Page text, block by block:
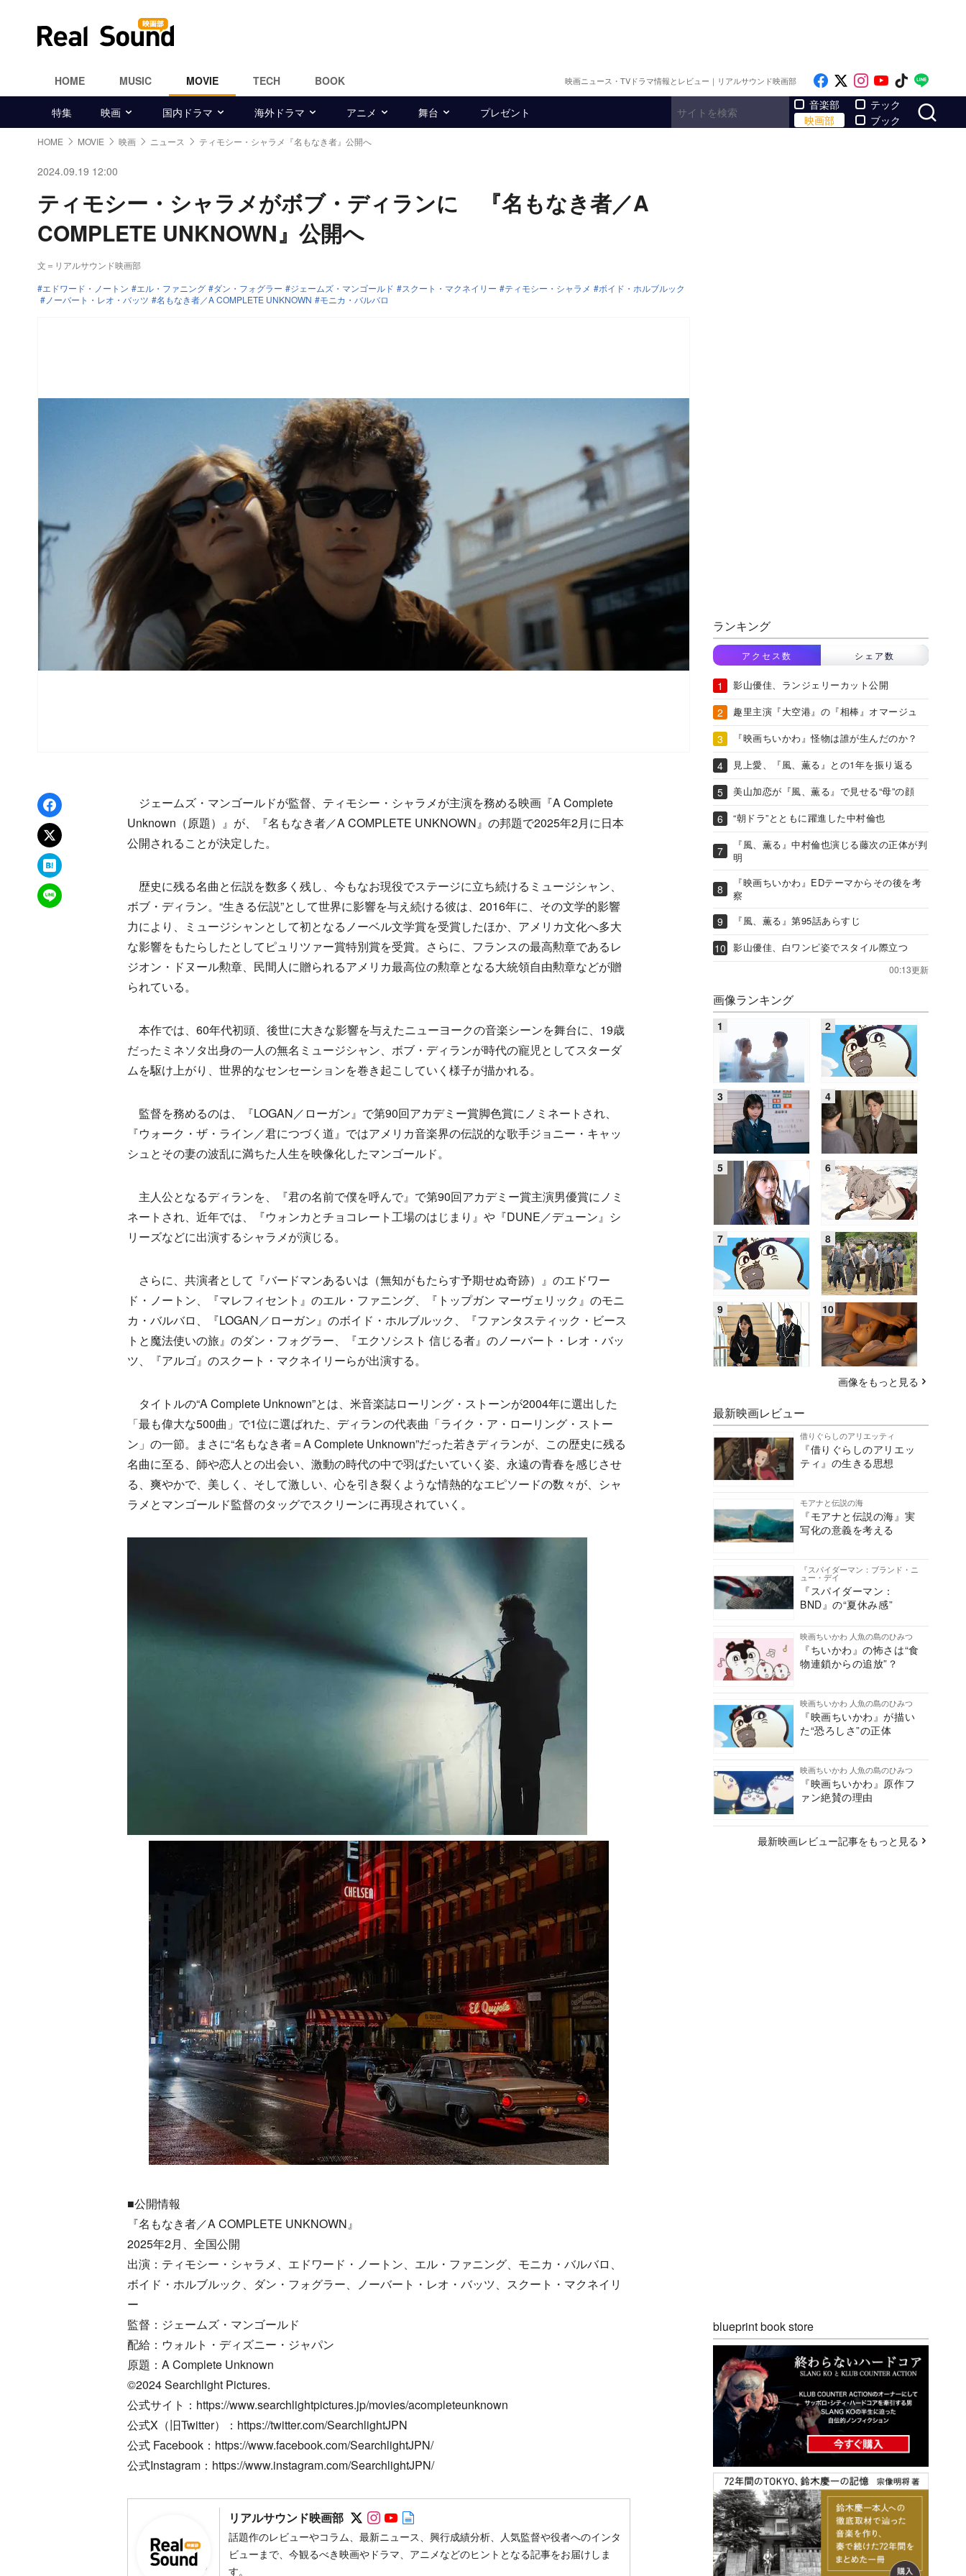
HOME MUSIC MOVIE TECH BOOK 映画ニュース・TVドラマ情報とレビュー｜リアルサウンド映画部 Like on Facebook
Follow on x
Follow on
Follow on
Follow
特集 映画 国内ドラマ 海外ドラマ アニメ 舞台 プレゼント
音楽部
映画部
テック
ブック
HOME MOVIE 映画 ニュース ティモシー・シャラメ『名もなき者』公開へ
2024.09.19 12:00
ティモシー・シャラメがボブ・ディランに 『名もなき者／A
COMPLETE UNKNOWN』公開へ
文＝リアルサウンド映画部
エドワード・ノートン
エル・ファニング ダン・フォグラー ジェームズ・マンゴールド スクート・マクネイリー ティモシー・シャラメ
ボイド・ホルブルック
ノーバート・レオ・バッツ
名もなき者／A COMPLETE UNKNOWN モニカ・バルバロ
Facebookでシェア
xでポスト
はてなブックマーク
LINEで送る
ジェームズ・マンゴールドが監督、ティモシー・シャラメが主演を務める映画『A Complete
Unknown（原題）』が、『名もなき者／A COMPLETE UNKNOWN』の邦題で2025年2月に日本
公開されることが決定した。
歴史に残る名曲と伝説を数多く残し、今もなお現役でステージに立ち続けるミュージシャン、
ボブ・ディラン。“生きる伝説”として世界に影響を与え続ける彼は、2016年に、その文学的影響
力により、ミュージシャンとして初となるノーベル文学賞を受賞したほか、アメリカ文化へ多大
な影響をもたらしたとしてピュリツァー賞特別賞を受賞。さらに、フランスの最高勲章であるレ
ジオン・ドヌール勲章、民間人に贈られるアメリカ最高位の勲章となる大統領自由勲章などが贈
られている。
本作では、60年代初頭、後世に大きな影響を与えたニューヨークの音楽シーンを舞台に、19歳
だったミネソタ出身の一人の無名ミュージシャン、ボブ・ディランが時代の寵児としてスターダ
ムを駆け上がり、世界的なセンセーションを巻き起こしていく様子が描かれる。
監督を務めるのは、『LOGAN／ローガン』で第90回アカデミー賞脚色賞にノミネートされ、
『ウォーク・ザ・ライン／君につづく道』ではアメリカ音楽界の伝説的な歌手ジョニー・キャッ
シュとその妻の波乱に満ちた人生を映像化したマンゴールド。
主人公となるディランを、『君の名前で僕を呼んで』で第90回アカデミー賞主演男優賞にノミ
ネートされ、近年では、『ウォンカとチョコレート工場のはじまり』や『DUNE／デューン』シ
リーズなどに出演するシャラメが演じる。
さらに、共演者として『バードマンあるいは（無知がもたらす予期せぬ奇跡）』のエドワー
ド・ノートン、『マレフィセント』のエル・ファニング、『トップガン マーヴェリック』のモニ
カ・バルバロ、『LOGAN／ローガン』のボイド・ホルブルック、『ファンタスティック・ビース
トと魔法使いの旅』のダン・フォグラー、『エクソシスト 信じる者』のノーバート・レオ・バッ
ツ、『アルゴ』のスクート・マクネイリーらが出演する。
タイトルの“A Complete Unknown”とは、米音楽誌ローリング・ストーンが2004年に選出した
「最も偉大な500曲」で1位に選ばれた、ディランの代表曲「ライク・ア・ローリング・ストー
ン」の一節。まさに“名もなき者＝A Complete Unknown”だった若きディランが、この歴史に残る
名曲に至る、師や恋人との出会い、激動の時代の中で羽ばたいていく姿、永遠の青春を感じさせ
る、爽やかで、美しく、そして激しい、心を引き裂くような情熱的なエピソードの数々が、シャ
ラメとマンゴールド監督のタッグでスクリーンに再現されていく。
■公開情報
『名もなき者／A COMPLETE UNKNOWN』
2025年2月、全国公開
出演：ティモシー・シャラメ、エドワード・ノートン、エル・ファニング、モニカ・バルバロ、
ボイド・ホルブルック、ダン・フォグラー、ノーバート・レオ・バッツ、スクート・マクネイリ
ー
監督：ジェームズ・マンゴールド
配給：ウォルト・ディズニー・ジャパン
原題：A Complete Unknown
©2024 Searchlight Pictures.
公式サイト：https://www.searchlightpictures.jp/movies/acompleteunknown
公式X（旧Twitter）：https://twitter.com/SearchlightJPN
公式 Facebook：https://www.facebook.com/SearchlightJPN/
公式Instagram：https://www.instagram.com/SearchlightJPN/
リアルサウンド映画部 Follow on SNS
Follow on SNS
Follow on SNS
話題作のレビューやコラム、最新ニュース、興行成績分析、人気監督や役者へのインタ
ビューまで、今観るべき映画やドラマ、アニメなどのヒントとなる記事をお届けしま
す。
ランキング
アクセス数 シェア数
影山優佳、ランジェリーカット公開
趣里主演『大空港』の『相棒』オマージュ
『映画ちいかわ』怪物は誰が生んだのか？
見上愛、『風、薫る』との1年を振り返る
美山加恋が『風、薫る』で見せる“母”の顔
“朝ドラ”とともに躍進した中村倫也
『風、薫る』中村倫也演じる藤次の正体が判
明
『映画ちいかわ』EDテーマからその後を考
察
『風、薫る』第95話あらすじ
影山優佳、白ワンピ姿でスタイル際立つ
00:13更新
画像ランキング
画像をもっと見る
最新映画レビュー
借りぐらしのアリエッティ
『借りぐらしのアリエッ
ティ』の生きる思想
モアナと伝説の海
『モアナと伝説の海』実
写化の意義を考える
『スパイダーマン：ブランド・ニ
ュー・デイ
『スパイダーマン：
BND』の“夏休み感”
映画ちいかわ 人魚の島のひみつ
『ちいかわ』の怖さは“食
物連鎖からの追放”？
映画ちいかわ 人魚の島のひみつ
『映画ちいかわ』が描い
た“恐ろしさ”の正体
映画ちいかわ 人魚の島のひみつ
『映画ちいかわ』原作フ
ァン絶賛の理由
最新映画レビュー記事をもっと見る
blueprint book store